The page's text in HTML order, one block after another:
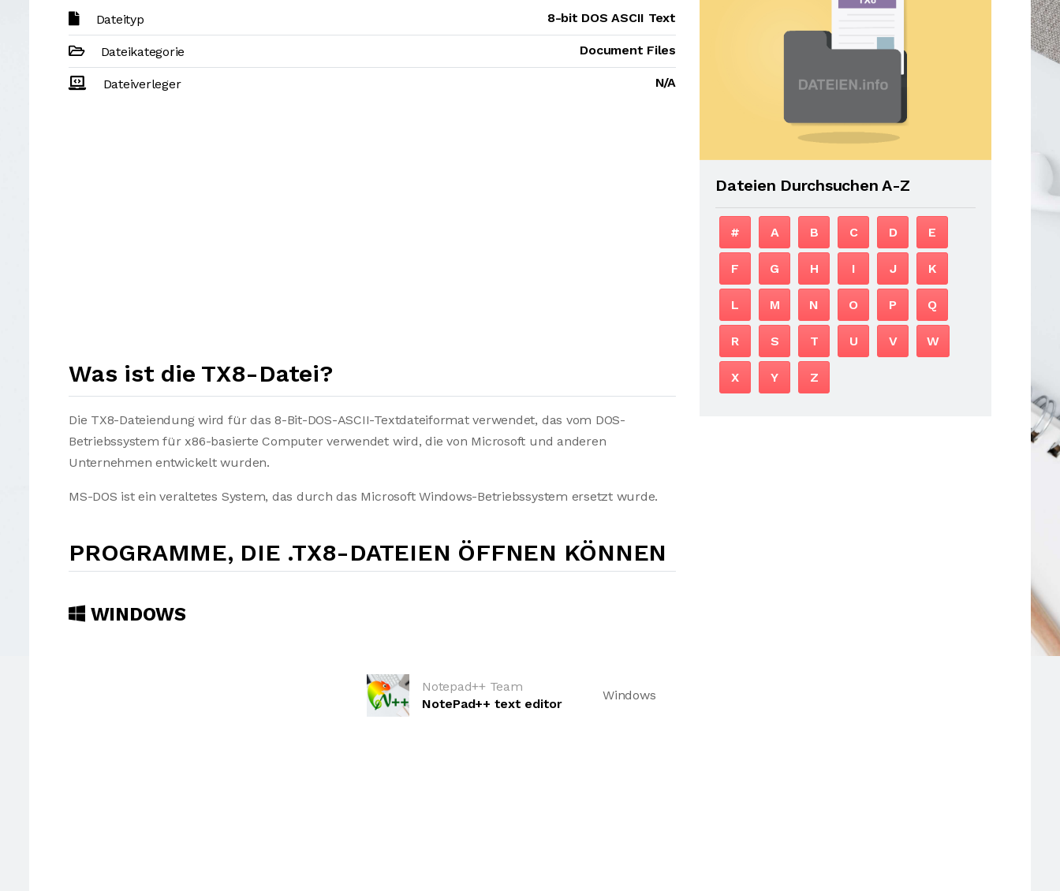
Dateityp 8-bit DOS ASCII Text
Dateikategorie Document Files
Dateiverleger N/A
Was ist die TX8-Datei?
Die TX8-Dateiendung wird für das 8-Bit-DOS-ASCII-Textdateiformat verwendet, das vom DOS-
Betriebssystem für x86-basierte Computer verwendet wird, die von Microsoft und anderen
Unternehmen entwickelt wurden.
MS-DOS ist ein veraltetes System, das durch das Microsoft Windows-Betriebssystem ersetzt wurde.
PROGRAMME, DIE .TX8-DATEIEN ÖFFNEN KÖNNEN
WINDOWS
Notepad++ Team
NotePad++ text editor
Windows
Dateien Durchsuchen A-Z
# A B C D E
F G H I J K
L M N O P Q
R S T U V W
X Y Z